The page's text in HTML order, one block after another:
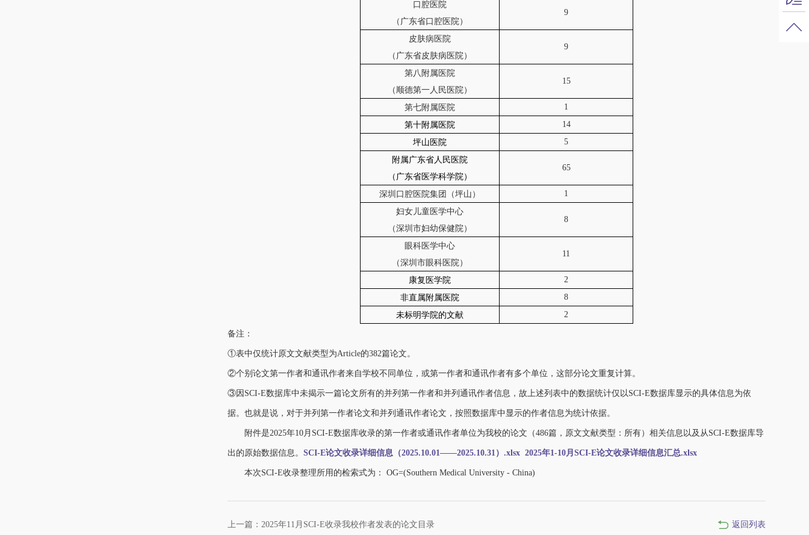
口腔医院
（广东省口腔医院）
9
皮肤病医院
（广东省皮肤病医院）
9
第八附属医院
（顺德第一人民医院）
15
第七附属医院
1
第十附属医院
14
坪山医院
5
附属广东省人民医院
（广东省医学科学院）
65
深圳口腔医院集团（坪山）
1
妇女儿童医学中心
（深圳市妇幼保健院）
8
眼科医学中心
（深圳市眼科医院）
11
康复医学院
2
非直属附属医院
8
未标明学院的文献
2
备注：
①表中仅统计原文文献类型为Article的382篇论文。
②个别论文第一作者和通讯作者来自学校不同单位，或第一作者和通讯作者有多个单位，这部分论文重复计算。
③因SCI-E数据库中未揭示一篇论文所有的并列第一作者和并列通讯作者信息，故上述列表中的数据统计仅以SCI-E数据库显示的具体信息为依
据。也就是说，对于并列第一作者论文和并列通讯作者论文，按照数据库中显示的作者信息为统计依据。
附件是2025年10月SCI-E数据库收录的第一作者或通讯作者单位为我校的论文（486篇，原文文献类型：所有）相关信息以及从SCI-E数据库导
出的原始数据信息。 SCI-E论文收录详细信息（2025.10.01——2025.10.31）.xlsx 2025年1-10月SCI-E论文收录详细信息汇总.xlsx
本次SCI-E收录整理所用的检索式为： OG=(Southern Medical University - China)
上一篇：2025年11月SCI-E收录我校作者发表的论文目录 返回列表